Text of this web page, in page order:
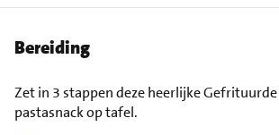
Bereiding
Zet in 3 stappen deze heerlijke
pastasnack op tafel.